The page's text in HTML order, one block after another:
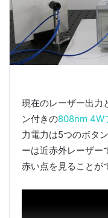
現在のレーザー出力
ン付きの808nm 4W
力電力は5つのボタ
ーは近赤外レーザー
赤い点を見ることが